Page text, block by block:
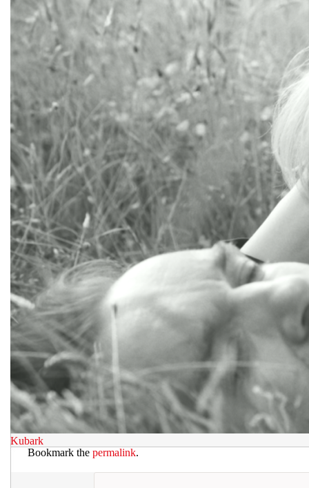
Kubark
Bookmark the permalink.